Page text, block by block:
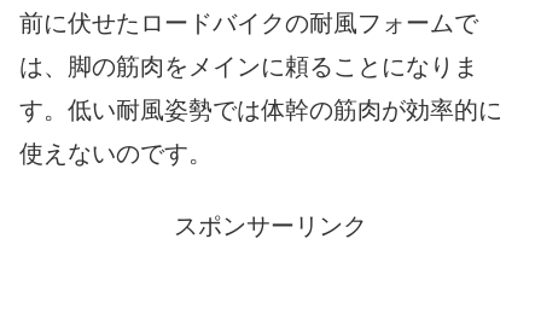
前に伏せたロードバイクの耐風フォームで
は、脚の筋肉をメインに頼ることになりま
す。低い耐風姿勢では体幹の筋肉が効率的に
使えないのです。
スポンサーリンク